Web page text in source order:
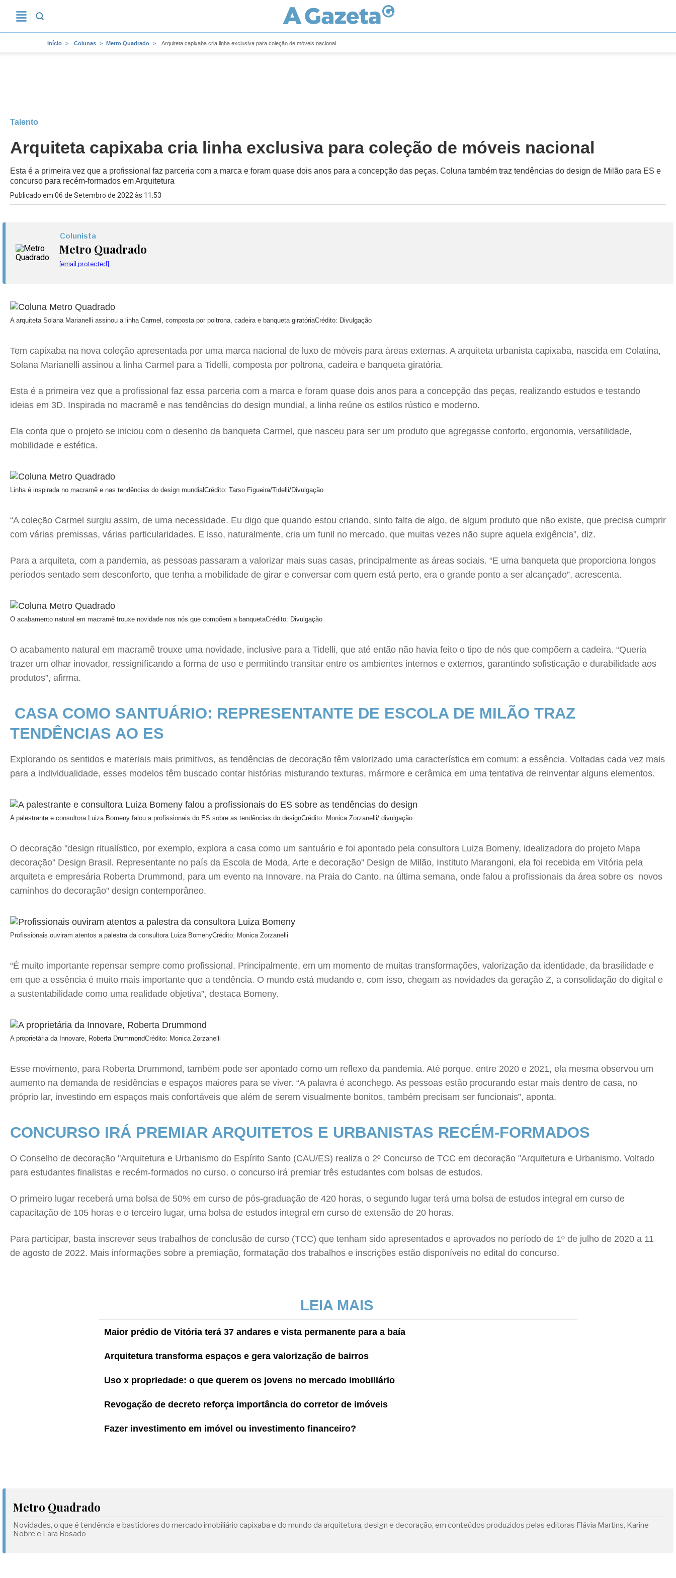
Início Colunas Metro Quadrado Arquiteta capixaba cria linha exclusiva para coleção de móveis nacional
Talento
Arquiteta capixaba cria linha exclusiva para coleção de móveis nacional
Esta é a primeira vez que a profissional faz parceria com a marca e foram quase dois anos para a concepção das peças. Coluna também traz tendências do design de Milão para ES e
concurso para recém-formados em Arquitetura
Publicado em 06 de Setembro de 2022 às 11:53
Colunista
Metro Quadrado
[email protected]
A arquiteta Solana Marianelli assinou a linha Carmel, composta por poltrona, cadeira e banqueta giratóriaCrédito: Divulgação
Tem capixaba na nova coleção apresentada por uma marca nacional de luxo de móveis para áreas externas. A arquiteta urbanista capixaba, nascida em Colatina,
Solana Marianelli assinou a linha Carmel para a Tidelli, composta por poltrona, cadeira e banqueta giratória.
Esta é a primeira vez que a profissional faz essa parceria com a marca e foram quase dois anos para a concepção das peças, realizando estudos e testando
ideias em 3D. Inspirada no macramê e nas tendências do design mundial, a linha reúne os estilos rústico e moderno.
Ela conta que o projeto se iniciou com o desenho da banqueta Carmel, que nasceu para ser um produto que agregasse conforto, ergonomia, versatilidade,
mobilidade e estética.
Linha é inspirada no macramê e nas tendências do design mundialCrédito: Tarso Figueira/Tidelli/Divulgação
“A coleção Carmel surgiu assim, de uma necessidade. Eu digo que quando estou criando, sinto falta de algo, de algum produto que não existe, que precisa cumprir
com várias premissas, várias particularidades. E isso, naturalmente, cria um funil no mercado, que muitas vezes não supre aquela exigência”, diz.
Para a arquiteta, com a pandemia, as pessoas passaram a valorizar mais suas casas, principalmente as áreas sociais. “E uma banqueta que proporciona longos
períodos sentado sem desconforto, que tenha a mobilidade de girar e conversar com quem está perto, era o grande ponto a ser alcançado”, acrescenta.
O acabamento natural em macramê trouxe novidade nos nós que compõem a banquetaCrédito: Divulgação
O acabamento natural em macramê trouxe uma novidade, inclusive para a Tidelli, que até então não havia feito o tipo de nós que compõem a cadeira. “Queria
trazer um olhar inovador, ressignificando a forma de uso e permitindo transitar entre os ambientes internos e externos, garantindo sofisticação e durabilidade aos
produtos”, afirma.
CASA COMO SANTUÁRIO: REPRESENTANTE DE ESCOLA DE MILÃO TRAZ
TENDÊNCIAS AO ES
Explorando os sentidos e materiais mais primitivos, as tendências de decoração têm valorizado uma característica em comum: a essência. Voltadas cada vez mais
para a individualidade, esses modelos têm buscado contar histórias misturando texturas, mármore e cerâmica em uma tentativa de reinventar alguns elementos.
A palestrante e consultora Luiza Bomeny falou a profissionais do ES sobre as tendências do designCrédito: Monica Zorzanelli/ divulgação
O decoração "design ritualístico, por exemplo, explora a casa como um santuário e foi apontado pela consultora Luiza Bomeny, idealizadora do projeto Mapa
decoração" Design Brasil. Representante no país da Escola de Moda, Arte e decoração" Design de Milão, Instituto Marangoni, ela foi recebida em Vitória pela
arquiteta e empresária Roberta Drummond, para um evento na Innovare, na Praia do Canto, na última semana, onde falou a profissionais da área sobre os novos
caminhos do decoração" design contemporâneo.
Profissionais ouviram atentos a palestra da consultora Luiza BomenyCrédito: Monica Zorzanelli
“É muito importante repensar sempre como profissional. Principalmente, em um momento de muitas transformações, valorização da identidade, da brasilidade e
em que a essência é muito mais importante que a tendência. O mundo está mudando e, com isso, chegam as novidades da geração Z, a consolidação do digital e
a sustentabilidade como uma realidade objetiva”, destaca Bomeny.
A proprietária da Innovare, Roberta DrummondCrédito: Monica Zorzanelli
Esse movimento, para Roberta Drummond, também pode ser apontado como um reflexo da pandemia. Até porque, entre 2020 e 2021, ela mesma observou um
aumento na demanda de residências e espaços maiores para se viver. “A palavra é aconchego. As pessoas estão procurando estar mais dentro de casa, no
próprio lar, investindo em espaços mais confortáveis que além de serem visualmente bonitos, também precisam ser funcionais”, aponta.
CONCURSO IRÁ PREMIAR ARQUITETOS E URBANISTAS RECÉM-FORMADOS
O Conselho de decoração "Arquitetura e Urbanismo do Espírito Santo (CAU/ES) realiza o 2º Concurso de TCC em decoração "Arquitetura e Urbanismo. Voltado
para estudantes finalistas e recém-formados no curso, o concurso irá premiar três estudantes com bolsas de estudos.
O primeiro lugar receberá uma bolsa de 50% em curso de pós-graduação de 420 horas, o segundo lugar terá uma bolsa de estudos integral em curso de
capacitação de 105 horas e o terceiro lugar, uma bolsa de estudos integral em curso de extensão de 20 horas.
Para participar, basta inscrever seus trabalhos de conclusão de curso (TCC) que tenham sido apresentados e aprovados no período de 1º de julho de 2020 a 11
de agosto de 2022. Mais informações sobre a premiação, formatação dos trabalhos e inscrições estão disponíveis no edital do concurso.
LEIA MAIS
Maior prédio de Vitória terá 37 andares e vista permanente para a baía
Arquitetura transforma espaços e gera valorização de bairros
Uso x propriedade: o que querem os jovens no mercado imobiliário
Revogação de decreto reforça importância do corretor de imóveis
Fazer investimento em imóvel ou investimento financeiro?
Metro Quadrado
Novidades, o que é tendência e bastidores do mercado imobiliário capixaba e do mundo da arquitetura, design e decoração, em conteúdos produzidos pelas editoras Flávia Martins, Karine
Nobre e Lara Rosado